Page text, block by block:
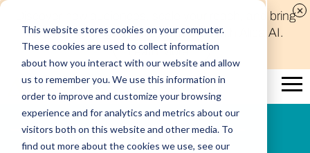
This website stores cookies on your computer.
These cookies are used to collect information
about how you interact with our website and allow
us to remember you. We use this information in
order to improve and customize your browsing
experience and for analytics and metrics about our
visitors both on this website and other media. To
find out more about the cookies we use, see our
Discover new audiences, scale your reach, and bring
compelling insights to life in minutes with Alida AI.
Learn More
TÉMOIGNAGE CLIENT